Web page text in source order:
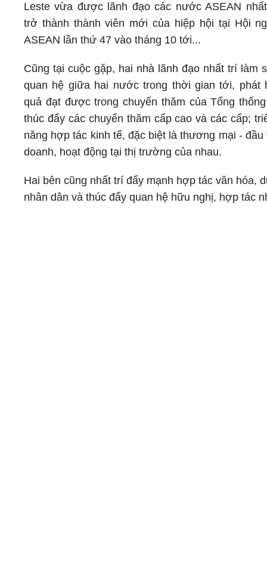
Leste vừa được lãnh đạo các nước ASEAN
trở thành thành viên mới của hiệp hội tại Hội
ASEAN lần thứ 47 vào tháng 10 tới...
Cũng tại cuộc gặp, hai nhà lãnh đạo nhất trí làm
quan hệ giữa hai nước trong thời gian tới, phát
quả đạt được trong chuyến thăm của Tổng
thúc đẩy các chuyến thăm cấp cao và các cấp;
năng hợp tác kinh tế, đặc biệt là thương mại -
doanh, hoạt động tại thị trường của nhau.
Hai bên cũng nhất trí đẩy mạnh hợp tác văn hóa,
nhân dân và thúc đẩy quan hệ hữu nghị, hợp tác